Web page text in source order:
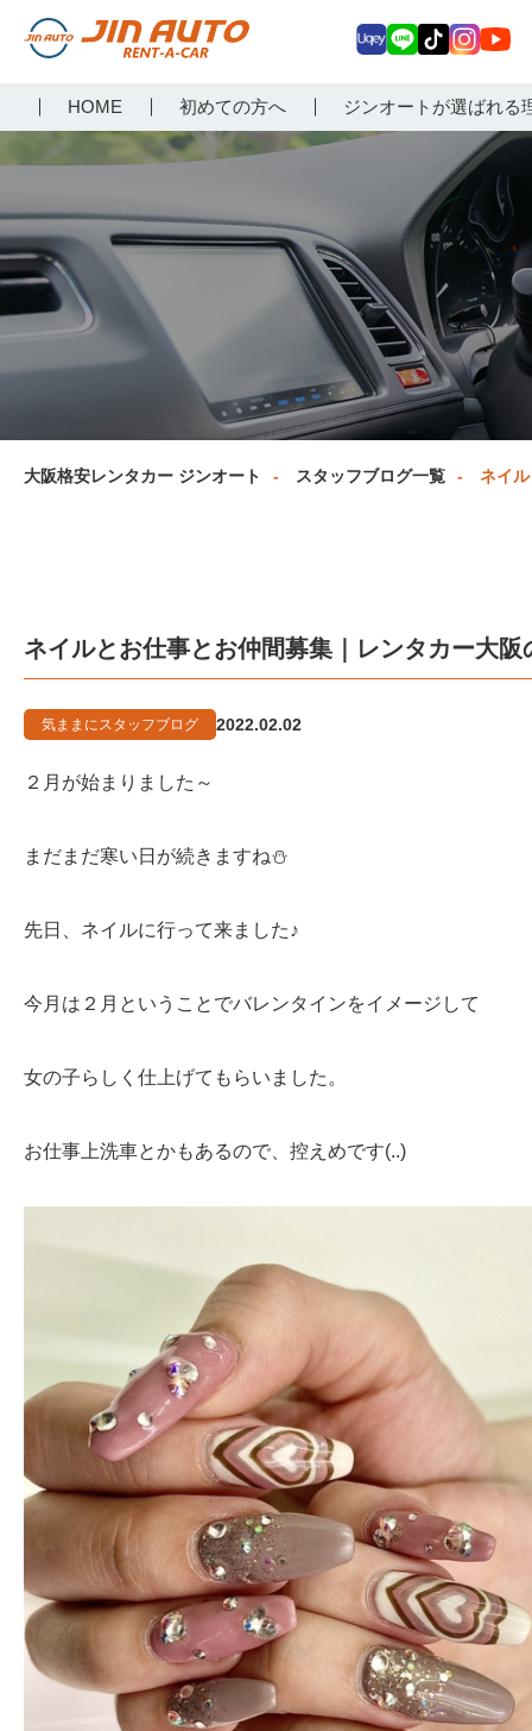
らジンオートレンタカー
HOME 初めての方へ ジンオートが選ばれる
ey E
Tokagr
am
uT
ub
大阪格安レンタカー ジンオート スタッフブログ一覧 ネイ
ネイルとお仕事とお仲間募集｜レンタカー大阪
気ままにスタッフブログ 2022.02.02
２月が始まりました～
まだまだ寒い日が続きますね⛄
先日、ネイルに行って来ました♪
今月は２月ということでバレンタインをイメージして
女の子らしく仕上げてもらいました。
お仕事上洗車とかもあるので、控えめです(..)